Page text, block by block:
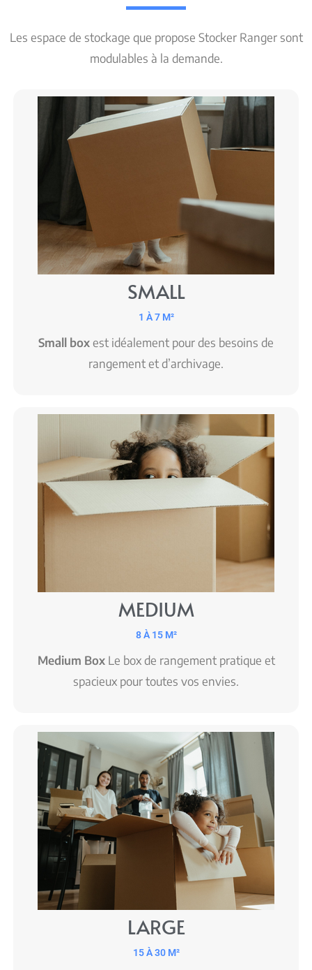
Les espace de stockage que propose Stocker Ranger sont
modulables à la demande.
SMALL
1 À 7 M²
Small boxest idéalement pour des besoins de
rangement et d’archivage.
MEDIUM
8 À 15 M²
Medium BoxLe box de rangement pratique et
spacieux pour toutes vos envies.
LARGE
15 À 30 M²